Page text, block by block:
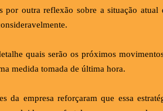
por outra reflexão sobre a situação
quais serão os próximos
medida tomada de última hora.
da empresa reforçaram que essa